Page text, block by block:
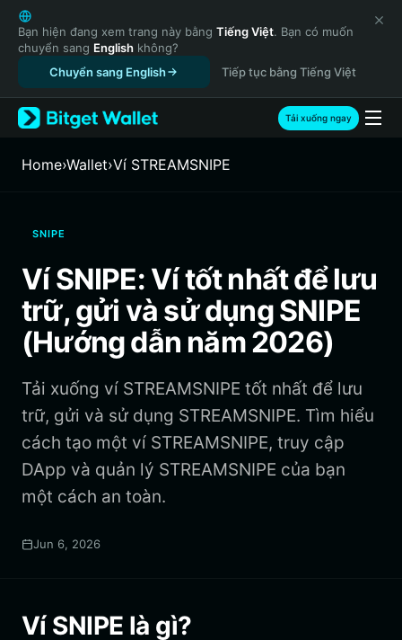
English
日本語
Tiếng Việt
Русский
Español (Latinoamérica)
Türkçe
Français
繁體中文
Bahasa Indonesia
ภาษาไทย
हिन्दी
Español
Português (Brasil)
Español (Argentina)
Bạn hiện đang xem trang này bằng Tiếng Việt. Bạn có muốn
chuyển sang English không?
Chuyển sang English
Tiếp tục bằng Tiếng Việt
Tải xuống ngay
Home›Wallet›‌Ví STREAMSNIPE
SNIPE
Ví SNIPE: Ví tốt nhất để lưu
trữ, gửi và sử dụng SNIPE
(Hướng dẫn năm 2026)
Tải xuống ví STREAMSNIPE tốt nhất để lưu
trữ, gửi và sử dụng STREAMSNIPE. Tìm hiểu
cách tạo một ví STREAMSNIPE, truy cập
DApp và quản lý STREAMSNIPE của bạn
một cách an toàn.
Jun 6, 2026
Ví SNIPE là gì?